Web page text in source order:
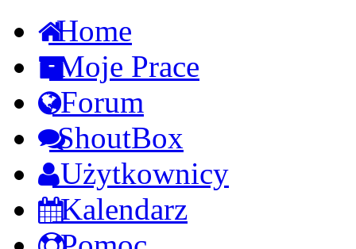
Home
Moje Prace
Forum
ShoutBox
Użytkownicy
Kalendarz